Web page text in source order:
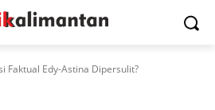
Faktual Edy-Astina Dipersulit?